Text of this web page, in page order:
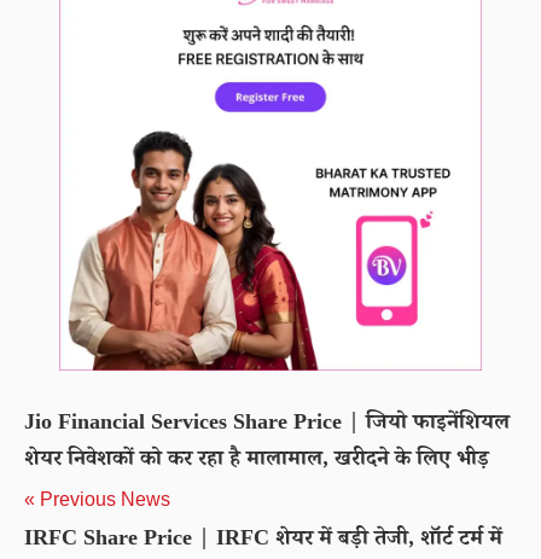
Jio Financial Services Share Price | जियो फाइनेंशियल
शेयर निवेशकों को कर रहा है मालामाल, खरीदने के लिए भीड़
« Previous News
IRFC Share Price | IRFC शेयर में बड़ी तेजी, शॉर्ट टर्म में